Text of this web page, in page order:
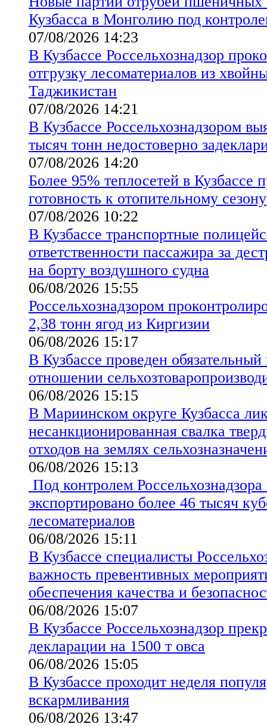
Кузбасса в Монголию под
07/08/2026 14:23
В Кузбассе Россельхознадзор
отгрузку лесоматериалов из
Таджикистан
07/08/2026 14:21
В Кузбассе Россельхознадзором
тысяч тонн недостоверно
07/08/2026 14:20
Более 95% теплосетей в Кузбассе
готовность к отопительному сезону
07/08/2026 10:22
В Кузбассе транспортные
ответственности пассажира за
на борту воздушного судна
06/08/2026 15:55
Россельхознадзором
2,38 тонн ягод из Киргизии
06/08/2026 15:17
В Кузбассе проведен
отношении
06/08/2026 15:15
В Мариинском округе Кузбасса
несанкционированная свалка
отходов на землях
06/08/2026 15:13
Под контролем Россельхознадзора
экспортировано более 46 тысяч
лесоматериалов
06/08/2026 15:11
В Кузбассе специалисты
важность превентивных
обеспечения качества и
06/08/2026 15:07
В Кузбассе Россельхознадзор
декларации на 1500 т овса
06/08/2026 15:05
В Кузбассе проходит неделя
вскармливания
06/08/2026 13:47